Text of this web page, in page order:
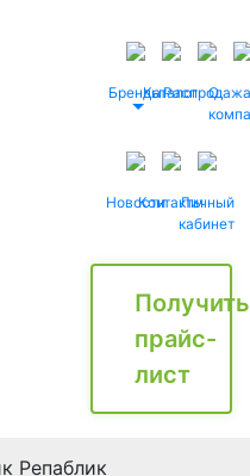
БрендыКаталог
Распродажа
О
НовостиКонтактыЛичный
кабинет
Получить
прайс-
лист
Репаблик